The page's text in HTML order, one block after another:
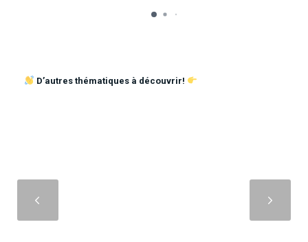
D’autres thématiques à découvrir!